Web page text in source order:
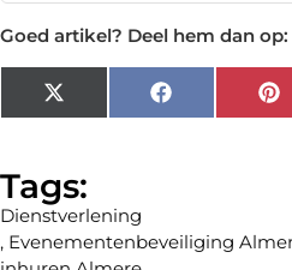
Goed artikel? Deel hem dan op:
X
(Twitter)
Facebook
Tags:
Dienstverlening
, Evenementenbeveiliging